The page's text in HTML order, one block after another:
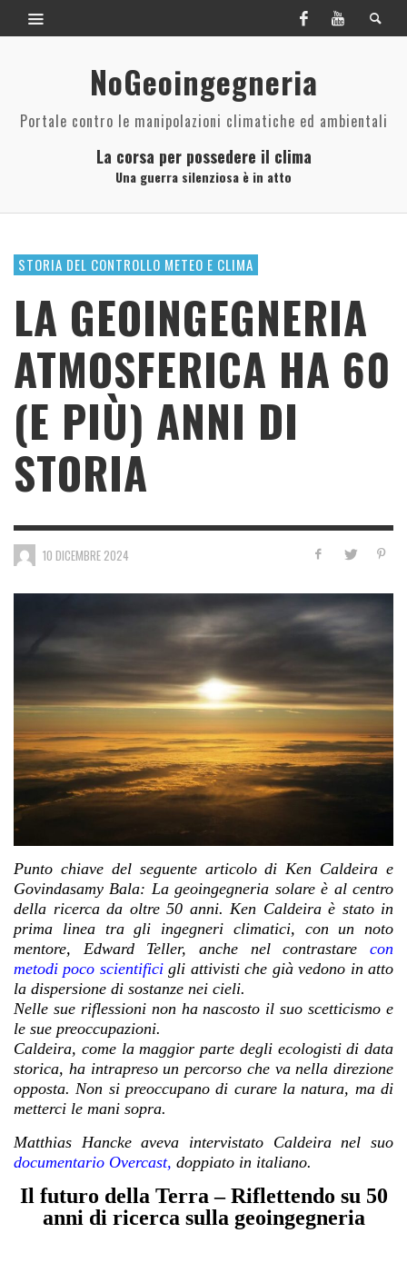
NoGeoingegneria
Portale contro le manipolazioni climatiche ed ambientali
La corsa per possedere il clima
Una guerra silenziosa è in atto
STORIA DEL CONTROLLO METEO E CLIMA
LA GEOINGEGNERIA
ATMOSFERICA HA 60
(E PIÙ) ANNI DI
STORIA
10 DICEMBRE 2024
Punto chiave del seguente articolo di Ken Caldeira e
Govindasamy Bala: La geoingegneria solare è al centro
della ricerca da oltre 50 anni. Ken Caldeira è stato in
prima linea tra gli ingegneri climatici, con un noto
mentore, Edward Teller, anche nel contrastare con
metodi poco scientifici gli attivisti che già vedono in atto
la dispersione di sostanze nei cieli.
Nelle sue riflessioni non ha nascosto il suo scetticismo e
le sue preoccupazioni.
Caldeira, come la maggior parte degli ecologisti di data
storica, ha intrapreso un percorso che va nella direzione
opposta. Non si preoccupano di curare la natura, ma di
metterci le mani sopra.
Matthias Hancke aveva intervistato Caldeira nel suo
documentario Overcast, doppiato in italiano.
Il futuro della Terra – Riflettendo su 50
anni di ricerca sulla geoingegneria